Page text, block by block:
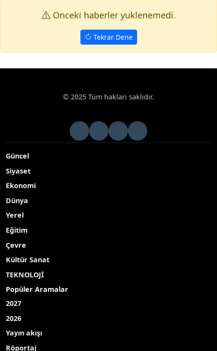
Onceki haberler yuklenemedi.
Tekrar Dene
Kültür Sanat Hülya Koçyiğit’in 50 yıllık film sahnesi
yeniden canlandırıldı
Türk sinemasının unutulmaz oyuncularından Hülya Koçyiğit, 3
Yayınlanma Tarihi: 17.05.2026 21:17
Türk sinemasının unutulmaz oyuncularından